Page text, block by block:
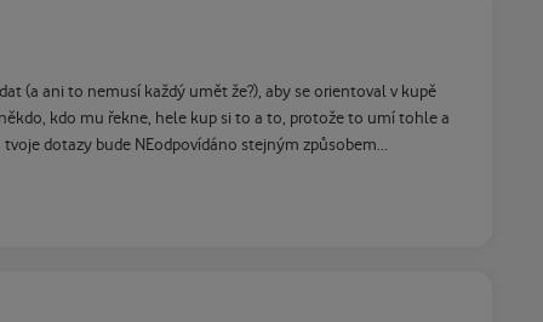
(a ani to nemusí každý umět že?), aby se orientoval v kupě
kdo mu řekne, hele kup si to a to, protože to umí tohle a
dotazy bude NEodpovídáno stejným způsobem...